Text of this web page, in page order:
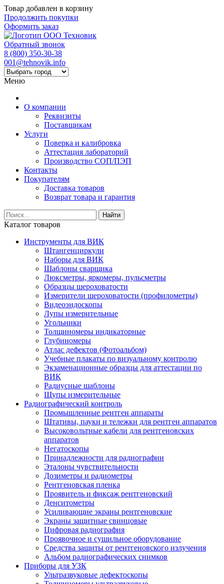
Товар добавлен в корзину
Продолжить покупки
Оформить заказ
Обратный звонок
8 (800) 350-30-38
001@tehnovik.info
Меню
О компании
Реквизиты
Поставщикам
Услуги
Поверка и калибровка
Аттестация лабораторий
Производство СОП/ПЭП
Контакты
Покупателям
Доставка товаров
Возврат товара и гарантия
Найти
Каталог товаров
Инструменты для ВИК
Штангенциркули
Наборы для ВИК
Шаблоны сварщика
Люксметры, яркомеры, пульсметры
Образцы шероховатости
Измерители шероховатости (профилометры)
Видеоэндоскопы
Лупы измерительные
Угольники
Толщиномеры индикаторные
Глубиномеры
Атлас дефектов (Фотоальбом)
Учебные плакаты по визуальному контролю
Экзаменационные образцы для аттестации по
ВИК
Радиусные шаблоны
Щупы измерительные
Радиографический контроль
Промышленные рентген аппараты
Штативы, пауки и тележки для рентген аппаратов
Высоковольтные кабели для рентгеновских
аппаратов
Негатоскопы
Принадлежности для радиографии
Эталоны чувствительности
Дозиметры и радиометры
Рентгеновская пленка
Проявитель и фиксаж рентгеновский
Денситометры
Усиливающие экраны рентгеновские
Экраны защитные свинцовые
Цифровая радиография
Проявочное и сушильное оборудование
Средства защиты от рентгеновского излучения
Альбом радиографических снимков
Приборы для УЗК
Ультразвуковые дефектоскопы